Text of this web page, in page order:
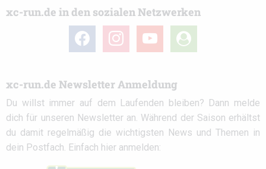
xc-run.de in den sozialen Netzwerken
facebook instagramyoutube
user-
circle
xc-run.de Newsletter Anmeldung
Du willst immer auf dem Laufenden bleiben? Dann melde
dich für unseren Newsletter an. Während der Saison erhältst
du damit regelmäßig die wichtigsten News und Themen in
dein Postfach. Einfach hier anmelden: